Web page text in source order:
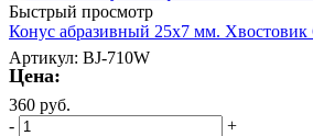
Быстрый просмотр
Конус абразивный 25х7 мм.
Артикул: BJ-710W
Цена:
360 руб.
-
+